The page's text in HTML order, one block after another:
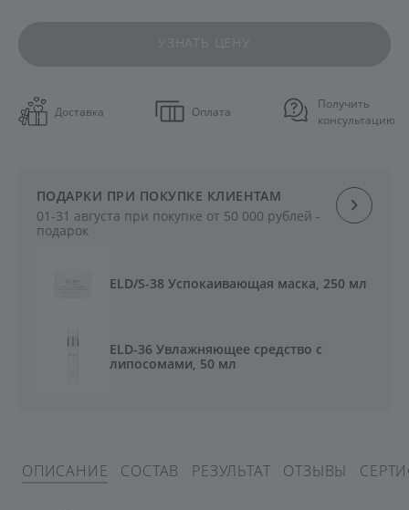
Доставка Оплата
Получить
консультацию
ПОДАРКИ ПРИ ПОКУПКЕ КЛИЕНТАМ
01-31 августа при покупке от 50 000 рублей -
подарок
ELD/S-38 Успокаивающая маска, 250 мл
ELD-36 Увлажняющее средство с
липосомами, 50 мл
ОПИСАНИЕ СОСТАВ РЕЗУЛЬТАТ ОТЗЫВЫ